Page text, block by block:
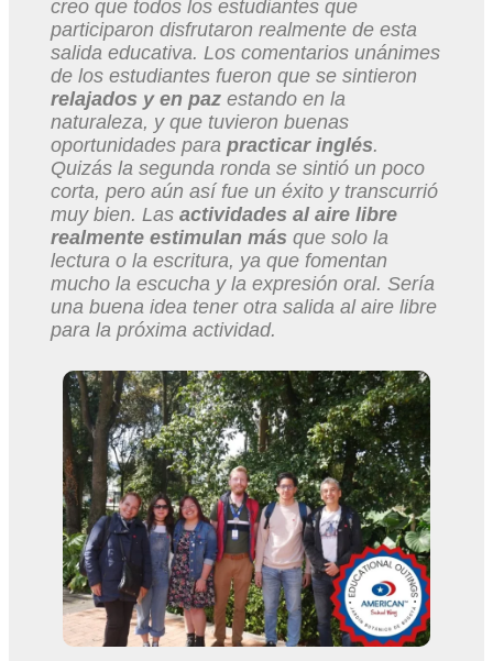
creo que todos los estudiantes que
participaron disfrutaron realmente de esta
salida educativa. Los comentarios unánimes
de los estudiantes fueron que se sintieron
relajados y en paz estando en la
naturaleza, y que tuvieron buenas
oportunidades para practicar inglés.
Quizás la segunda ronda se sintió un poco
corta, pero aún así fue un éxito y transcurrió
muy bien. Las actividades al aire libre
realmente estimulan más que solo la
lectura o la escritura, ya que fomentan
mucho la escucha y la expresión oral. Sería
una buena idea tener otra salida al aire libre
para la próxima actividad.